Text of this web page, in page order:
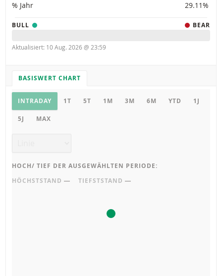
% Jahr 29.11%
BULL BEAR
Aktualisiert: 10 Aug. 2026 @ 23:59
BASISWERT CHART
Basiswert Chart
CHART EINSTELLUNGEN
INTRADAY
1T 5T 1M 3M 6M YTD 1J
5J MAX
HOCH/ TIEF DER AUSGEWÄHLTEN PERIODE:
HÖCHSTSTAND ― TIEFSTSTAND ―